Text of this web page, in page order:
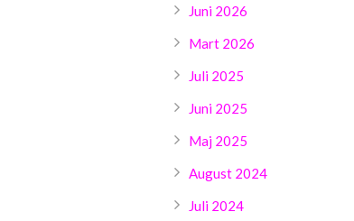
Juni 2026
Mart 2026
Juli 2025
Juni 2025
Maj 2025
August 2024
Juli 2024